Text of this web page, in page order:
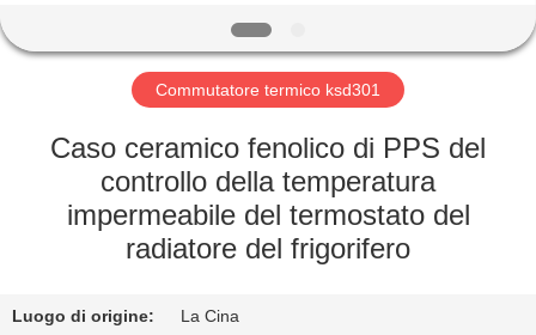
MOSTRA
VR
CIRCA
Commutatore termico ksd301
Caso ceramico fenolico di PPS del
controllo della temperatura
impermeabile del termostato del
radiatore del frigorifero
Luogo di origine: La Cina